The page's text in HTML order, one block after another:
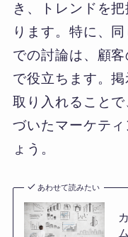
き、トレンドを
ります。特に、
での討論は、顧
で役立ちます。
取り入れること
づいたマーケテ
ょう。
あわせて読みたい